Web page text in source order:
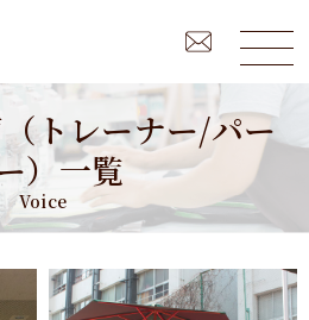
トレーナー/パー
）一覧
Voice